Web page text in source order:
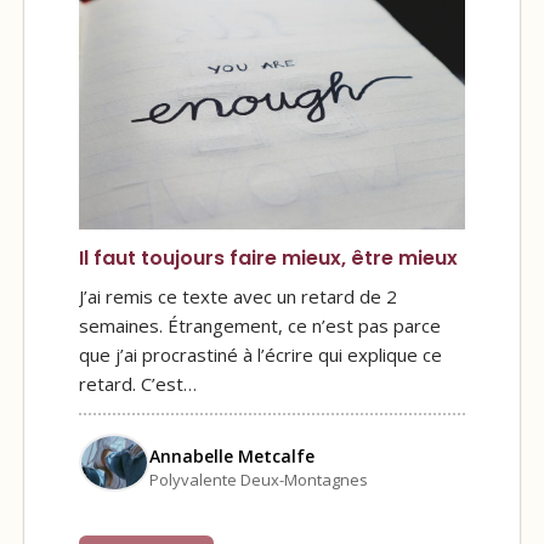
Il faut toujours faire mieux, être mieux
J’ai remis ce texte avec un retard de 2
semaines. Étrangement, ce n’est pas parce
que j’ai procrastiné à l’écrire qui explique ce
retard. C’est…
Annabelle Metcalfe
Polyvalente Deux-Montagnes